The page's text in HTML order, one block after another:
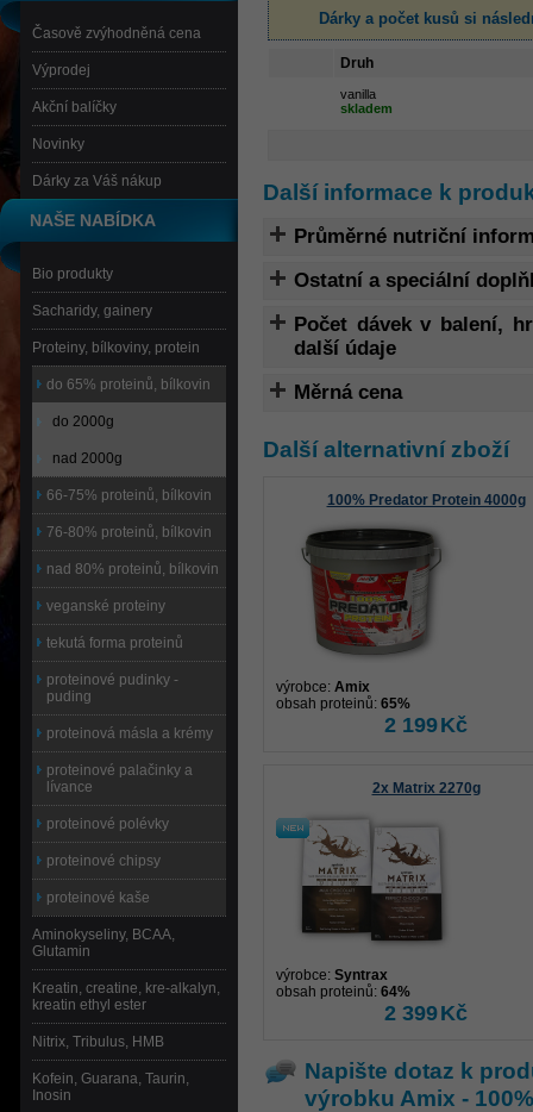
Dárky a počet kusů si
Druh
vanilla
skladem
Další informace k
Průměrné nutriční
Ostatní a speciální
Počet dávek v balení,
další údaje
Měrná cena
Další alternativní zboží
100% Predator Protein 4000g
výrobce: Amix
obsah proteinů: 65%
2 199Kč
2x Matrix 2270g
výrobce: Syntrax
obsah proteinů: 64%
2 399Kč
Napište dotaz k
výrobku Amix -
Časově zvýhodněná cena
Výprodej
Akční balíčky
Novinky
Dárky za Váš nákup
NAŠE NABÍDKA
Bio produkty
Sacharidy, gainery
Proteiny, bílkoviny, protein
do 65% proteinů, bílkovin
do 2000g
nad 2000g
66-75% proteinů, bílkovin
76-80% proteinů, bílkovin
nad 80% proteinů, bílkovin
veganské proteiny
tekutá forma proteinů
proteinové pudinky -
puding
proteinová másla a krémy
proteinové palačinky a
lívance
proteinové polévky
proteinové chipsy
proteinové kaše
Aminokyseliny, BCAA,
Glutamin
Kreatin, creatine, kre-alkalyn,
kreatin ethyl ester
Nitrix, Tribulus, HMB
Kofein, Guarana, Taurin,
Inosin